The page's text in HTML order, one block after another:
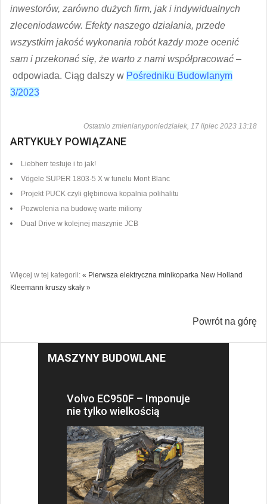
inwestorów, zarówno dużych firm, jak i indywidualnych
zleceniodawców. Efekty naszego działania, przede
wszystkim jakość wykonania robót każdy może ocenić
sam i przekonać się, że warto z nami współpracować –
odpowiada. Ciąg dalszy w Pośredniku Budowlanym
3/2023
Ostatnio zmienianyponiedziałek, 17 lipiec 2023 13:18
ARTYKUŁY POWIĄZANE
Liebherr testuje i to jak!
Vögele SUPER 1803-5 X w tunelu Mont Blanc
Projekt PUCK czyli głębinowa kopalnia polihalitu
Pozwolenia na budowę warte miliony
Dual Drive w kolejnej maszynie JCB
Więcej w tej kategorii: « Pierwsza elektryczna minikoparka New Holland
Kleemann kruszy skały »
Powrót na górę
MASZYNY BUDOWLANE
Volvo EC950F – Imponuje
nie tylko wielkością